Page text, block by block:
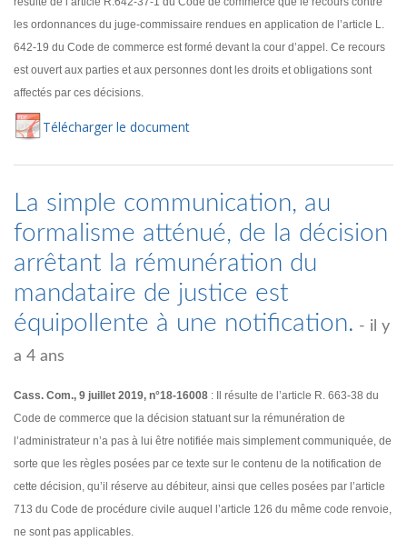
les ordonnances du juge-commissaire rendues en application de l’article L.
642-19 du Code de commerce est formé devant la cour d’appel. Ce recours
est ouvert aux parties et aux personnes dont les droits et obligations sont
affectés par ces décisions.
Télécharger le document
La simple communication, au
formalisme atténué, de la décision
arrêtant la rémunération du
mandataire de justice est
équipollente à une notification. - il y
a 4 ans
Cass. Com., 9 juillet 2019, n°18-16008 : Il résulte de l’article R. 663-38 du
Code de commerce que la décision statuant sur la rémunération de
l’administrateur n’a pas à lui être notifiée mais simplement communiquée, de
sorte que les règles posées par ce texte sur le contenu de la notification de
cette décision, qu’il réserve au débiteur, ainsi que celles posées par l’article
713 du Code de procédure civile auquel l’article 126 du même code renvoie,
ne sont pas applicables.